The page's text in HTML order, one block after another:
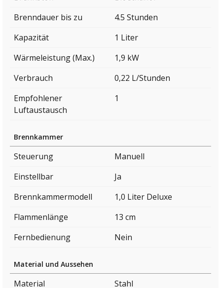
Brenndauer bis zu
4.5 Stunden
Kapazität
1 Liter
Wärmeleistung (Max.)
1,9 kW
Verbrauch
0,22 L/Stunden
Empfohlener
Luftaustausch
1
Brennkammer
Steuerung
Manuell
Einstellbar
Ja
Brennkammermodell
1,0 Liter Deluxe
Flammenlänge
13 cm
Fernbedienung
Nein
Material und Aussehen
Material
Stahl